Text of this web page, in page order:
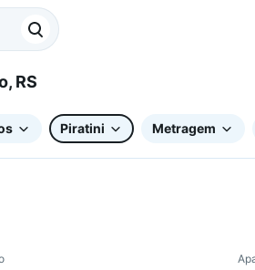
RS
Piratini Metragem
mês